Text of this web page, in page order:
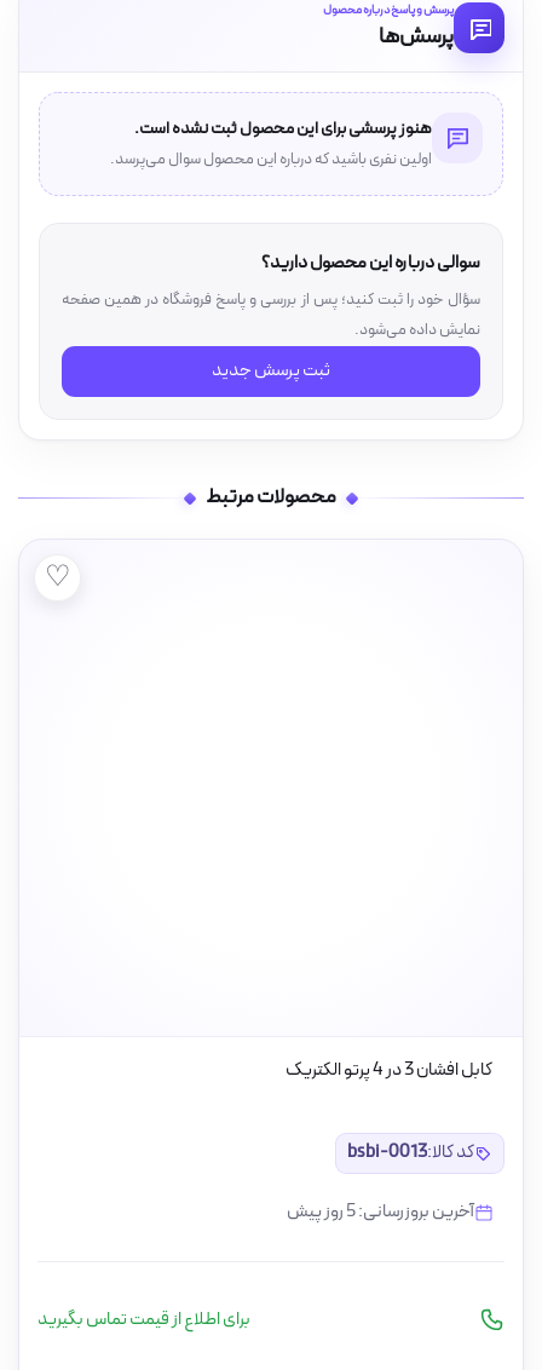
پرسش و پاسخ درباره محصول
پرسش‌ها
هنوز پرسشی برای این محصول ثبت نشده است.
اولین نفری باشید که درباره این محصول سوال می‌پرسد.
سوالی درباره این محصول دارید؟
سؤال خود را ثبت کنید؛ پس از بررسی و پاسخ فروشگاه در همین صفحه
نمایش داده می‌شود.
ثبت پرسش جدید
محصولات مرتبط
♡
کابل افشان 3 در 4 پرتو الکتریک
کد کالا:bsbi-0013
آخرین بروزرسانی: 5 روز پیش
برای اطلاع از قیمت تماس بگیرید